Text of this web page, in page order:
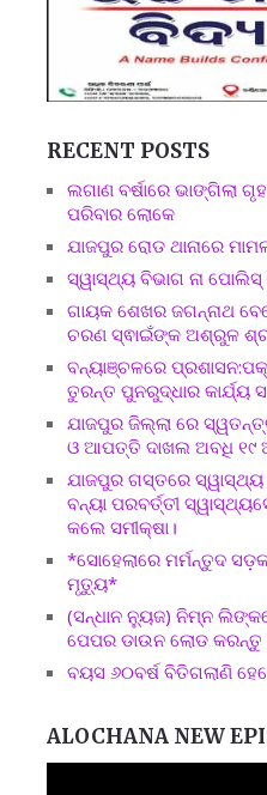
RECENT POSTS
ଲଗାଣ ବର୍ଷାରେ ଭାଙ୍ଗିଲା
ପରିବାର ଲୋକେ
ଯାଜପୁର ରୋଡ ଥାନାରେ
ସ୍ୱାସ୍ଥ୍ୟ ବିଭାଗ ନା
ଗାୟକ ଶେଖର ଜଗନ୍ନାଥ
ଚରଣ ସ୍ଵାଇଁଙ୍କ ଅଶ୍ରୁଳ
ବନ୍ୟାଞ୍ଚଳରେ
ତୁରନ୍ତ ପୁନରୁଦ୍ଧାର କାର୍ଯ୍ୟ
ଯାଜପୁର ଜିଲ୍ଲା ରେ
ଓ ଆପତ୍ତି ଦାଖଲ ଅବଧି ୧୯
ଯାଜପୁର ଗସ୍ତରେ
ବନ୍ୟା ପରବର୍ତ୍ତୀ
କଲେ ସମୀକ୍ଷା।
*ସୋହେଲାରେ ମର୍ମନ୍ତୁଦ
ମୃତ୍ୟୁ*
(ସନ୍ଧାନ ନ୍ୟୁଜ) ନିମ୍ନ
ପେପର ଡାଉନ ଲୋଡ କରନ୍ତୁ
ବୟସ ୬୦ବର୍ଷ ବିତିଗଲାଣି
ALOCHANA NEW